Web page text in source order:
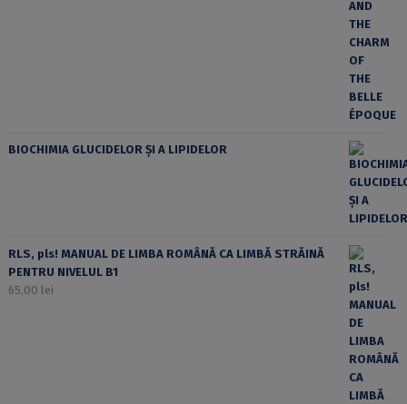
BIOCHIMIA GLUCIDELOR ȘI A LIPIDELOR
RLS, pls! MANUAL DE LIMBA ROMÂNĂ CA LIMBĂ STRĂINĂ
PENTRU NIVELUL B1
65,00 lei